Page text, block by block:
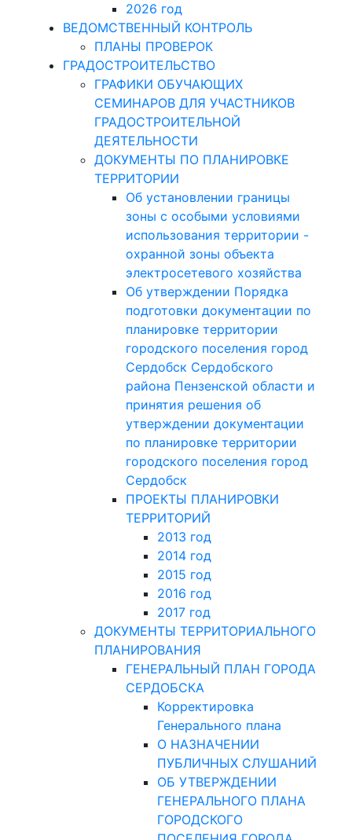
2026 год
ВЕДОМСТВЕННЫЙ КОНТРОЛЬ
ПЛАНЫ ПРОВЕРОК
ГРАДОСТРОИТЕЛЬСТВО
ГРАФИКИ ОБУЧАЮЩИХ
СЕМИНАРОВ ДЛЯ УЧАСТНИКОВ
ГРАДОСТРОИТЕЛЬНОЙ
ДЕЯТЕЛЬНОСТИ
ДОКУМЕНТЫ ПО ПЛАНИРОВКЕ
ТЕРРИТОРИИ
Об установлении границы
зоны с особыми условиями
использования территории -
охранной зоны объекта
электросетевого хозяйства
Об утверждении Порядка
подготовки документации по
планировке территории
городского поселения город
Сердобск Сердобского
района Пензенской области и
принятия решения об
утверждении документации
по планировке территории
городского поселения город
Сердобск
ПРОЕКТЫ ПЛАНИРОВКИ
ТЕРРИТОРИЙ
2013 год
2014 год
2015 год
2016 год
2017 год
ДОКУМЕНТЫ ТЕРРИТОРИАЛЬНОГО
ПЛАНИРОВАНИЯ
ГЕНЕРАЛЬНЫЙ ПЛАН ГОРОДА
СЕРДОБСКА
Корректировка
Генерального плана
О НАЗНАЧЕНИИ
ПУБЛИЧНЫХ СЛУШАНИЙ
ОБ УТВЕРЖДЕНИИ
ГЕНЕРАЛЬНОГО ПЛАНА
ГОРОДСКОГО